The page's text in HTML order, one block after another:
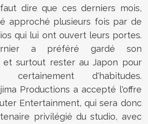
dire que ces derniers mois,
approché plusieurs fois par de
qui lui ont ouvert leurs portes.
a préféré gardé son
et surtout rester au Japon pour
d'habitudes.
Productions a accepté l'offre
Entertainment, qui sera donc
privilégié du studio, avec